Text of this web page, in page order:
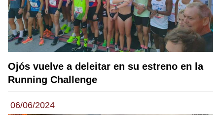
Ojós vuelve a deleitar en su estreno en la
Running Challenge
06/06/2024